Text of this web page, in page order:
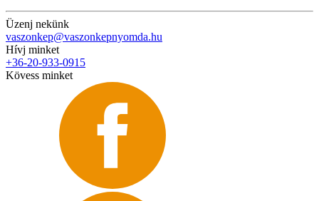
Üzenj nekünk
vaszonkep@vaszonkepnyomda.hu
Hívj minket
+36-20-933-0915
Kövess minket